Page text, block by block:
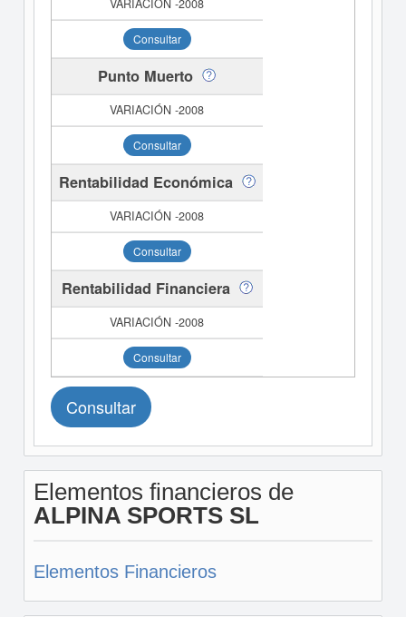
Consultar
Punto Muerto
Consultar
Rentabilidad Económica
Consultar
Rentabilidad Financiera
Consultar
Consultar
Elementos financieros de
ALPINA SPORTS SL
Elementos Financieros